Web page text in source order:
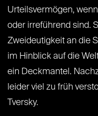
Urteilsvermögen,
oder irreführend sind.
Zweideutigkeit an die
im Hinblick auf die
ein Deckmantel.
leider viel zu früh
Tversky.